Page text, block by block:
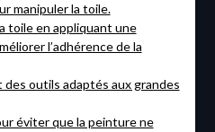
manipuler la toile.
toile en appliquant une
l’adhérence de la
outils adaptés aux grandes
éviter que la peinture ne